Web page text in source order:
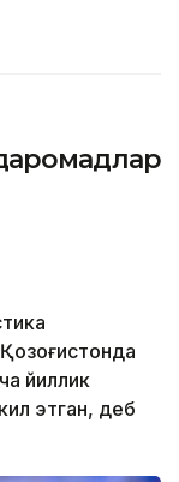
йиллик
этган, деб